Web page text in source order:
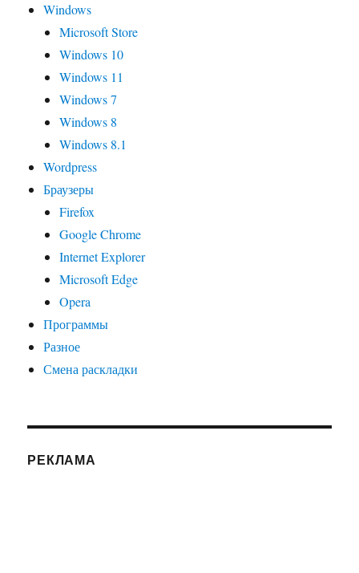
Windows
Microsoft Store
Windows 10
Windows 11
Windows 7
Windows 8
Windows 8.1
Wordpress
Браузеры
Firefox
Google Chrome
Internet Explorer
Microsoft Edge
Opera
Программы
Разное
Смена раскладки
РЕКЛАМА